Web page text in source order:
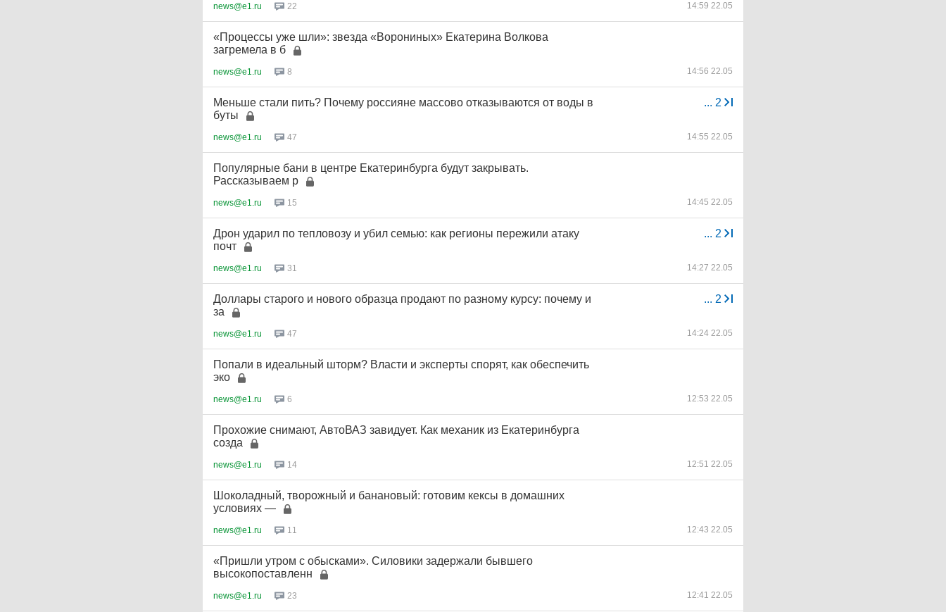
news@e1.ru 22 14:59 22.05
«Процессы уже шли»: звезда «Ворониных» Екатерина Волкова
загремела в б
news@e1.ru 8 14:56 22.05
... 2
Меньше стали пить? Почему россияне массово отказываются от воды в
буты
news@e1.ru 47 14:55 22.05
Популярные бани в центре Екатеринбурга будут закрывать.
Рассказываем р
news@e1.ru 15 14:45 22.05
... 2
Дрон ударил по тепловозу и убил семью: как регионы пережили атаку
почт
news@e1.ru 31 14:27 22.05
... 2
Доллары старого и нового образца продают по разному курсу: почему и
за
news@e1.ru 47 14:24 22.05
Попали в идеальный шторм? Власти и эксперты спорят, как обеспечить
эко
news@e1.ru 6 12:53 22.05
Прохожие снимают, АвтоВАЗ завидует. Как механик из Екатеринбурга
созда
news@e1.ru 14 12:51 22.05
Шоколадный, творожный и банановый: готовим кексы в домашних
условиях —
news@e1.ru 11 12:43 22.05
«Пришли утром с обысками». Силовики задержали бывшего
высокопоставленн
news@e1.ru 23 12:41 22.05